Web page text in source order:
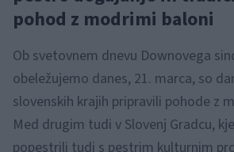
pohod z modrimi baloni
Ob svetovnem dnevu Downovega
obeležujemo danes, 21. marca, so
slovenskih krajih pripravili pohode z
Med drugim tudi v Slovenj Gradcu,
popestrili tudi s pestrim kulturnim